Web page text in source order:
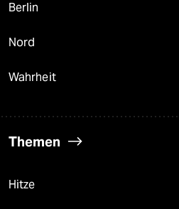
Berlin
Nord
Wahrheit
Themen
Hitze